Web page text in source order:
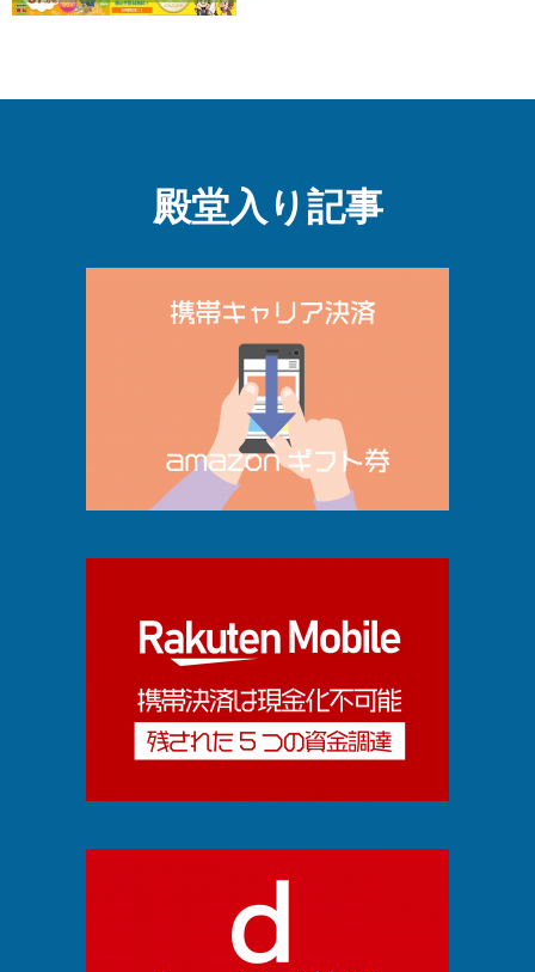
殿堂入り記事